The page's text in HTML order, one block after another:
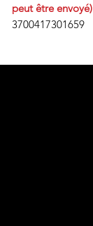
peut être envoyé)
3700417301659